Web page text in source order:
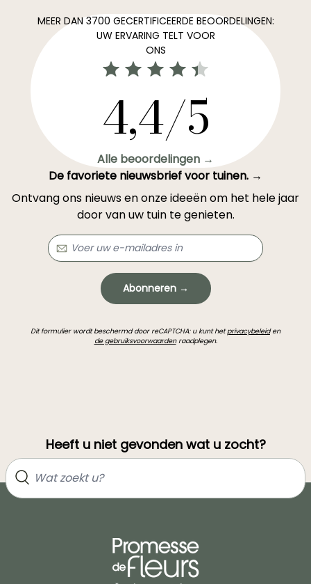
MEER DAN 3700 GECERTIFICEERDE BEOORDELINGEN:
UW ERVARING TELT VOOR
ONS
4,4/5
Alle beoordelingen →
De favoriete nieuwsbrief voor tuinen. →
Ontvang ons nieuws en onze ideeën om het hele jaar
door van uw tuin te genieten.
Abonneren →
Dit formulier wordt beschermd door reCAPTCHA: u kunt hetprivacybeleiden
de gebruiksvoorwaardenraadplegen.
Heeft u niet gevonden wat u zocht?